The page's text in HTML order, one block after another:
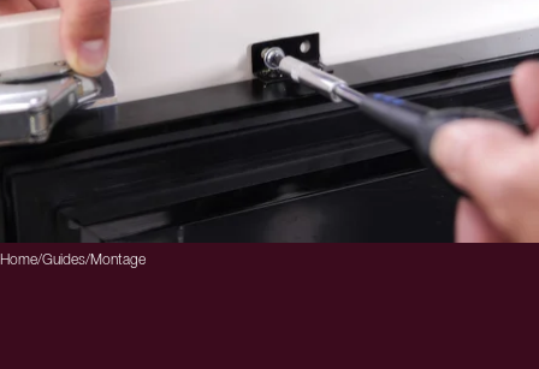
Home/Guides/Montage